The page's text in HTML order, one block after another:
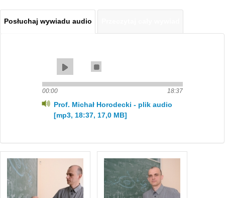
Wywiad
Posłuchaj wywiadu audio
karta)
00:00 18:37
Prof. Michał Horodecki - plik audio
[mp3, 18:37, 17,0 MB]